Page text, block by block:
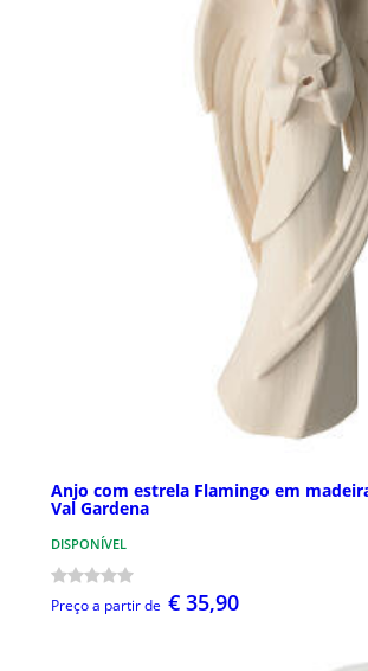
Anjo com estrela Flamingo em
Val Gardena
DISPONÍVEL
Preço a partir de € 35,90